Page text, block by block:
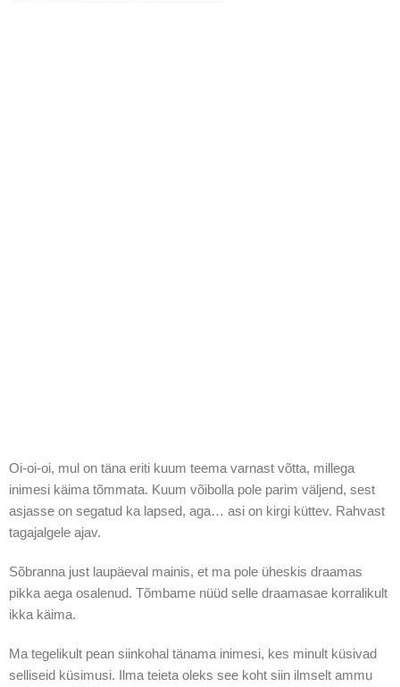
Oi-oi-oi, mul on täna eriti kuum teema varnast võtta, millega
inimesi käima tõmmata. Kuum võibolla pole parim väljend, sest
asjasse on segatud ka lapsed, aga… asi on kirgi küttev. Rahvast
tagajalgele ajav.
Sõbranna just laupäeval mainis, et ma pole üheskis draamas
pikka aega osalenud. Tõmbame nüüd selle draamasae korralikult
ikka käima.
Ma tegelikult pean siinkohal tänama inimesi, kes minult küsivad
selliseid küsimusi. Ilma teieta oleks see koht siin ilmselt ammu